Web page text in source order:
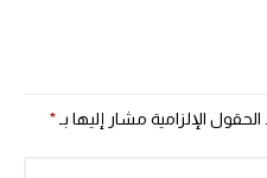
الحقول الإلزامية مشار إليها بـ *